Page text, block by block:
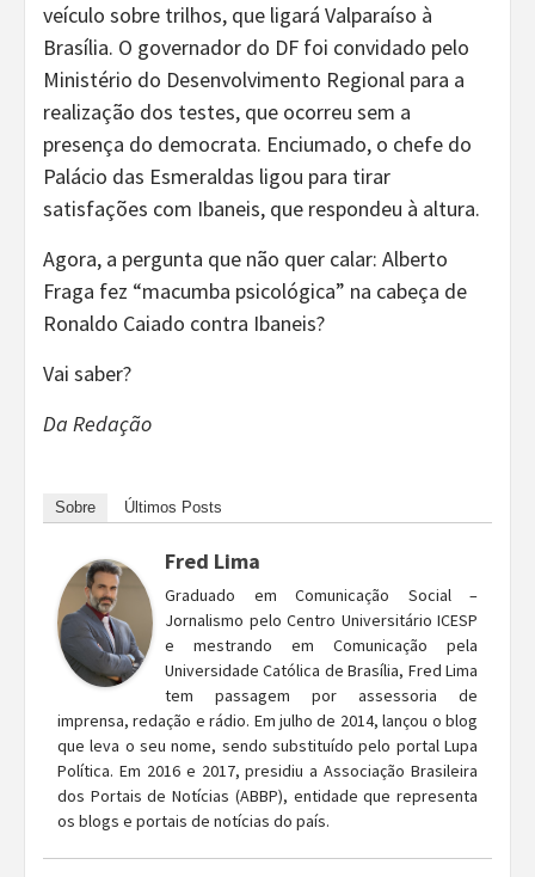
veículo sobre trilhos, que ligará Valparaíso à
Brasília. O governador do DF foi convidado pelo
Ministério do Desenvolvimento Regional para a
realização dos testes, que ocorreu sem a
presença do democrata. Enciumado, o chefe do
Palácio das Esmeraldas ligou para tirar
satisfações com Ibaneis, que respondeu à altura.
Agora, a pergunta que não quer calar: Alberto
Fraga fez “macumba psicológica” na cabeça de
Ronaldo Caiado contra Ibaneis?
Vai saber?
Da Redação
Sobre Últimos Posts
Fred Lima
Graduado em Comunicação Social –
Jornalismo pelo Centro Universitário ICESP
e mestrando em Comunicação pela
Universidade Católica de Brasília, Fred Lima
tem passagem por assessoria de
imprensa, redação e rádio. Em julho de 2014, lançou o blog
que leva o seu nome, sendo substituído pelo portal Lupa
Política. Em 2016 e 2017, presidiu a Associação Brasileira
dos Portais de Notícias (ABBP), entidade que representa
os blogs e portais de notícias do país.